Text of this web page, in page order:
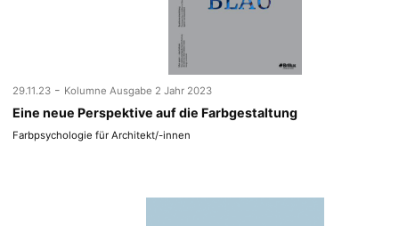
29.11.23 - Kolumne Ausgabe 2 Jahr 2023
Eine neue Perspektive auf die Farbgestaltung
Farbpsychologie für Architekt/-innen